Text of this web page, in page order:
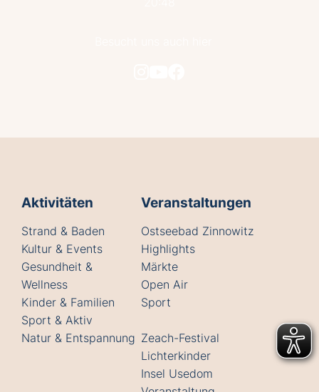
Aktivitäten
Strand & Baden
Kultur & Events
Gesundheit &
Wellness
Kinder & Familien
Sport & Aktiv
Natur & Entspannung
Veranstaltungen
Ostseebad Zinnowitz
Highlights
Märkte
Open Air
Sport
Zeach-Festival
Lichterkinder
Insel Usedom